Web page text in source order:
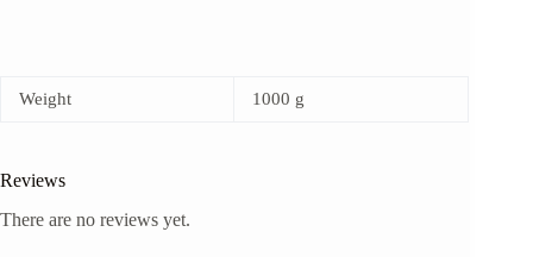
Weight 1000 g
Reviews
There are no reviews yet.